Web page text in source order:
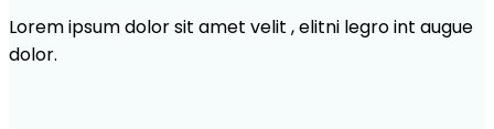
Lorem ipsum dolor sit amet velit , elitni legro int augue
dolor.